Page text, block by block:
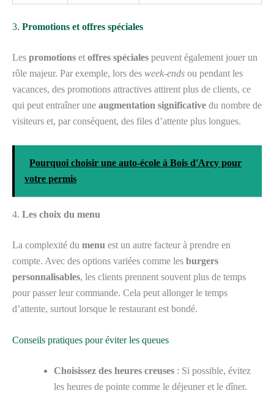
3. Promotions et offres spéciales
Les promotions et offres spéciales peuvent également jouer un
rôle majeur. Par exemple, lors des week-ends ou pendant les
vacances, des promotions attractives attirent plus de clients, ce
qui peut entraîner une augmentation significative du nombre de
visiteurs et, par conséquent, des files d’attente plus longues.
Pourquoi choisir une auto-école à Bois d'Arcy pour
votre permis
4. Les choix du menu
La complexité du menu est un autre facteur à prendre en
compte. Avec des options variées comme les burgers
personnalisables, les clients prennent souvent plus de temps
pour passer leur commande. Cela peut allonger le temps
d’attente, surtout lorsque le restaurant est bondé.
Conseils pratiques pour éviter les queues
Choisissez des heures creuses : Si possible, évitez
les heures de pointe comme le déjeuner et le dîner.